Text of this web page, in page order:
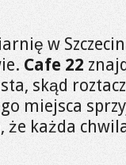
w
Cafe 22
skąd
miejsca
każda